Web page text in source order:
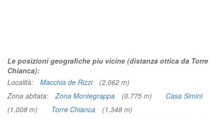
Le posizioni geografiche piu vicine (distanza ottica da Torre
Chianca):
Località:
Macchia de Rizzi
(2.062 m)
Zona abitata:
Zona Montegrappa (0.775 m)
Casa Simini
(1.008 m)
Torre Chianca
(1.348 m)